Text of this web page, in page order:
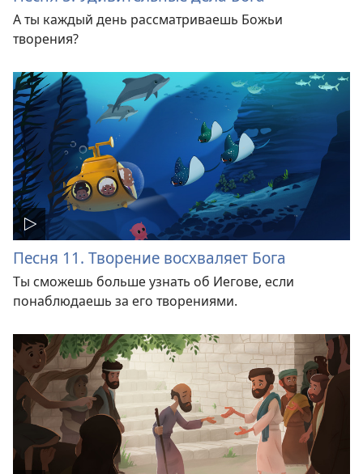
А ты каждый день рассматриваешь Божьи
творения?
Песня 11. Творение восхваляет Бога
Ты сможешь больше узнать об Иегове, если
понаблюдаешь за его творениями.